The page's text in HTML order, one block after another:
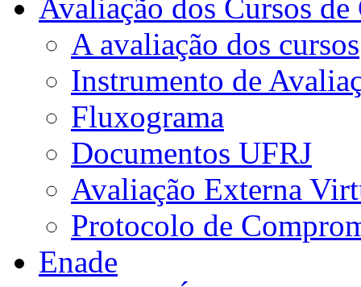
Avaliação dos Cursos de
A avaliação dos cursos
Instrumento de
Fluxograma
Documentos UFRJ
Avaliação Externa
Protocolo de
Enade